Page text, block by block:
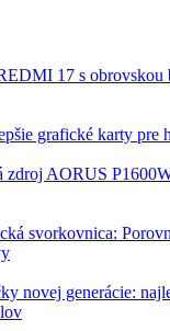
17 s obrovskou
grafické karty pre
AORUS
svorkovnica:
novej generácie: